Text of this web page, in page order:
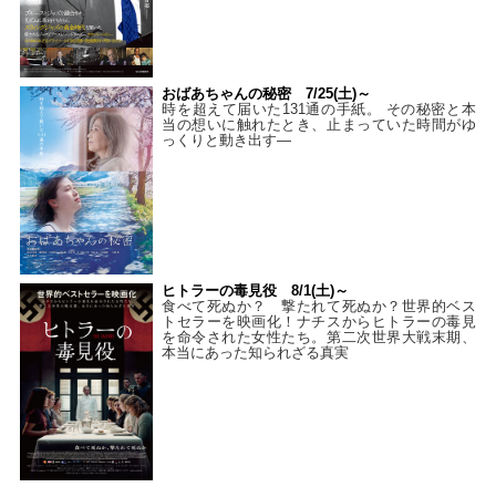
おばあちゃんの秘密 7/25(土)～
時を超えて届いた131通の手紙。 その秘密と本
当の想いに触れたとき、止まっていた時間がゆ
っくりと動き出す―
ヒトラーの毒見役 8/1(土)～
食べて死ぬか？ 撃たれて死ぬか？世界的ベス
トセラーを映画化！ナチスからヒトラーの毒見
を命令された女性たち。第二次世界大戦末期、
本当にあった知られざる真実